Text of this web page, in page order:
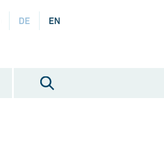
DE EN